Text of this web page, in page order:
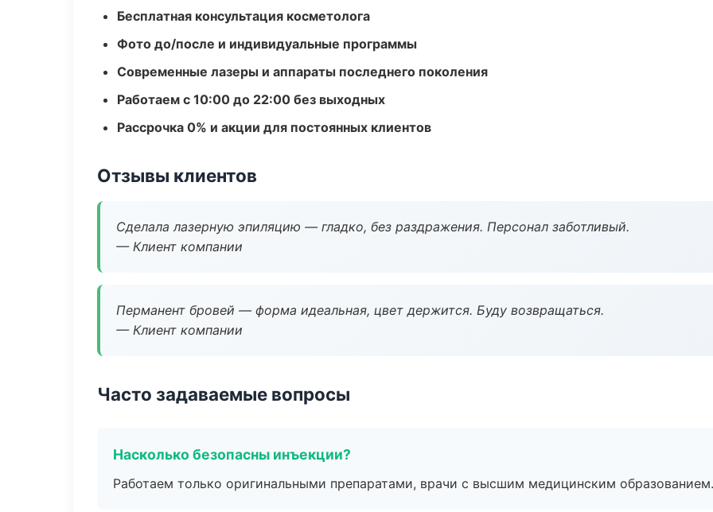
Бесплатная консультация косметолога
Фото до/после и индивидуальные программы
Современные лазеры и аппараты последнего поколения
Работаем с 10:00 до 22:00 без выходных
Рассрочка 0% и акции для постоянных клиентов
Отзывы клиентов
Сделала лазерную эпиляцию — гладко, без раздражения. Персонал заботливый.
— Клиент компании
Перманент бровей — форма идеальная, цвет держится. Буду возвращаться.
— Клиент компании
Часто задаваемые вопросы
Насколько безопасны инъекции?
Работаем только оригинальными препаратами, врачи с высшим медицинским образованием.